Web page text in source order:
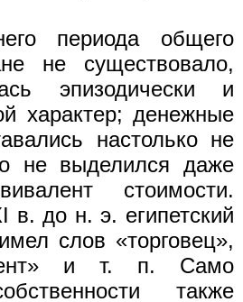
периода общего
не существовало,
эпизодически и
характер; денежные
настолько не
не выделился даже
стоимости.
в. до н. э. египетский
слов «торговец»,
и т. п. Само
также